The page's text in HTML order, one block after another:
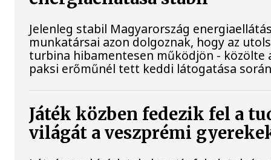
Jelenleg stabil Magyarország
munkatársai azon dolgoznak, hogy az
turbina hibamentesen működjön - közölte
paksi erőműnél tett keddi látogatása
Játék közben fedezik fel a
világát a veszprémi